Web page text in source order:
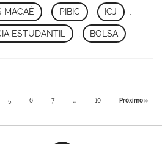
MACAÉ , PIBIC , ICJ ,
ESTUDANTIL BOLSA
5 6 7 ... 10 Próximo »